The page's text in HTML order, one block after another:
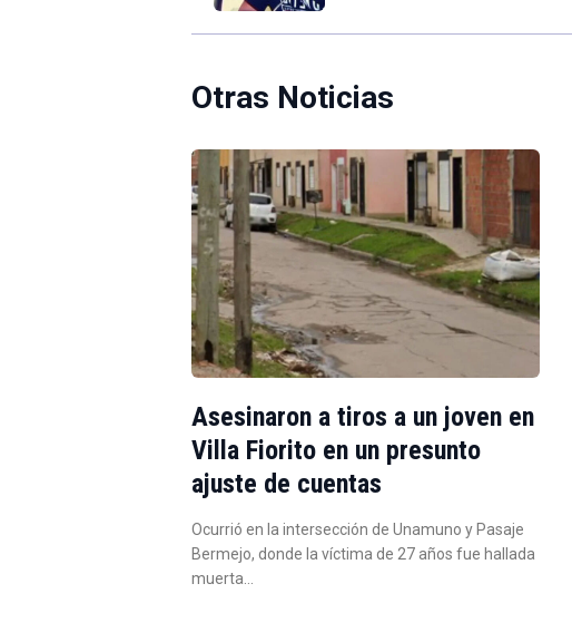
Otras Noticias
Asesinaron a tiros a un joven en
Villa Fiorito en un presunto
ajuste de cuentas
Ocurrió en la intersección de Unamuno y Pasaje
Bermejo, donde la víctima de 27 años fue hallada
muerta…